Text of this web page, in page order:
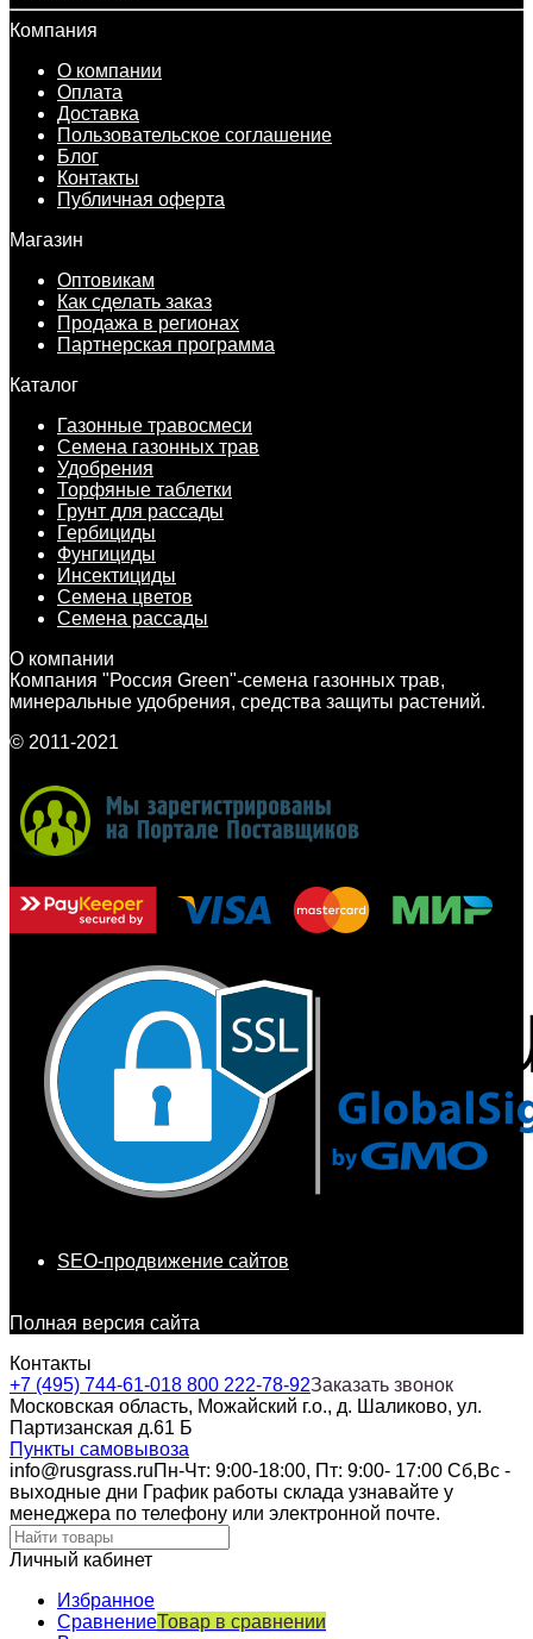
Компания
О компании
Оплата
Доставка
Пользовательское соглашение
Блог
Контакты
Публичная оферта
Магазин
Оптовикам
Как сделать заказ
Продажа в регионах
Партнерская программа
Каталог
Газонные травосмеси
Семена газонных трав
Удобрения
Торфяные таблетки
Грунт для рассады
Гербициды
Фунгициды
Инсектициды
Семена цветов
Семена рассады
О компании
Компания "Россия Green"-семена газонных трав,
минеральные удобрения, средства защиты растений.
© 2011-2021
SEO-продвижение сайтов
Полная версия сайта
Контакты
+7 (495) 744-61-018 800 222-78-92Заказать звонок
Московская область, Можайский г.о., д. Шаликово, ул.
Партизанская д.61 Б
Пункты самовывоза
info@rusgrass.ruПн-Чт: 9:00-18:00, Пт: 9:00- 17:00 Сб,Вс -
выходные дни График работы склада узнавайте у
менеджера по телефону или электронной почте.
Личный кабинет
Избранное
СравнениеТовар в сравнении